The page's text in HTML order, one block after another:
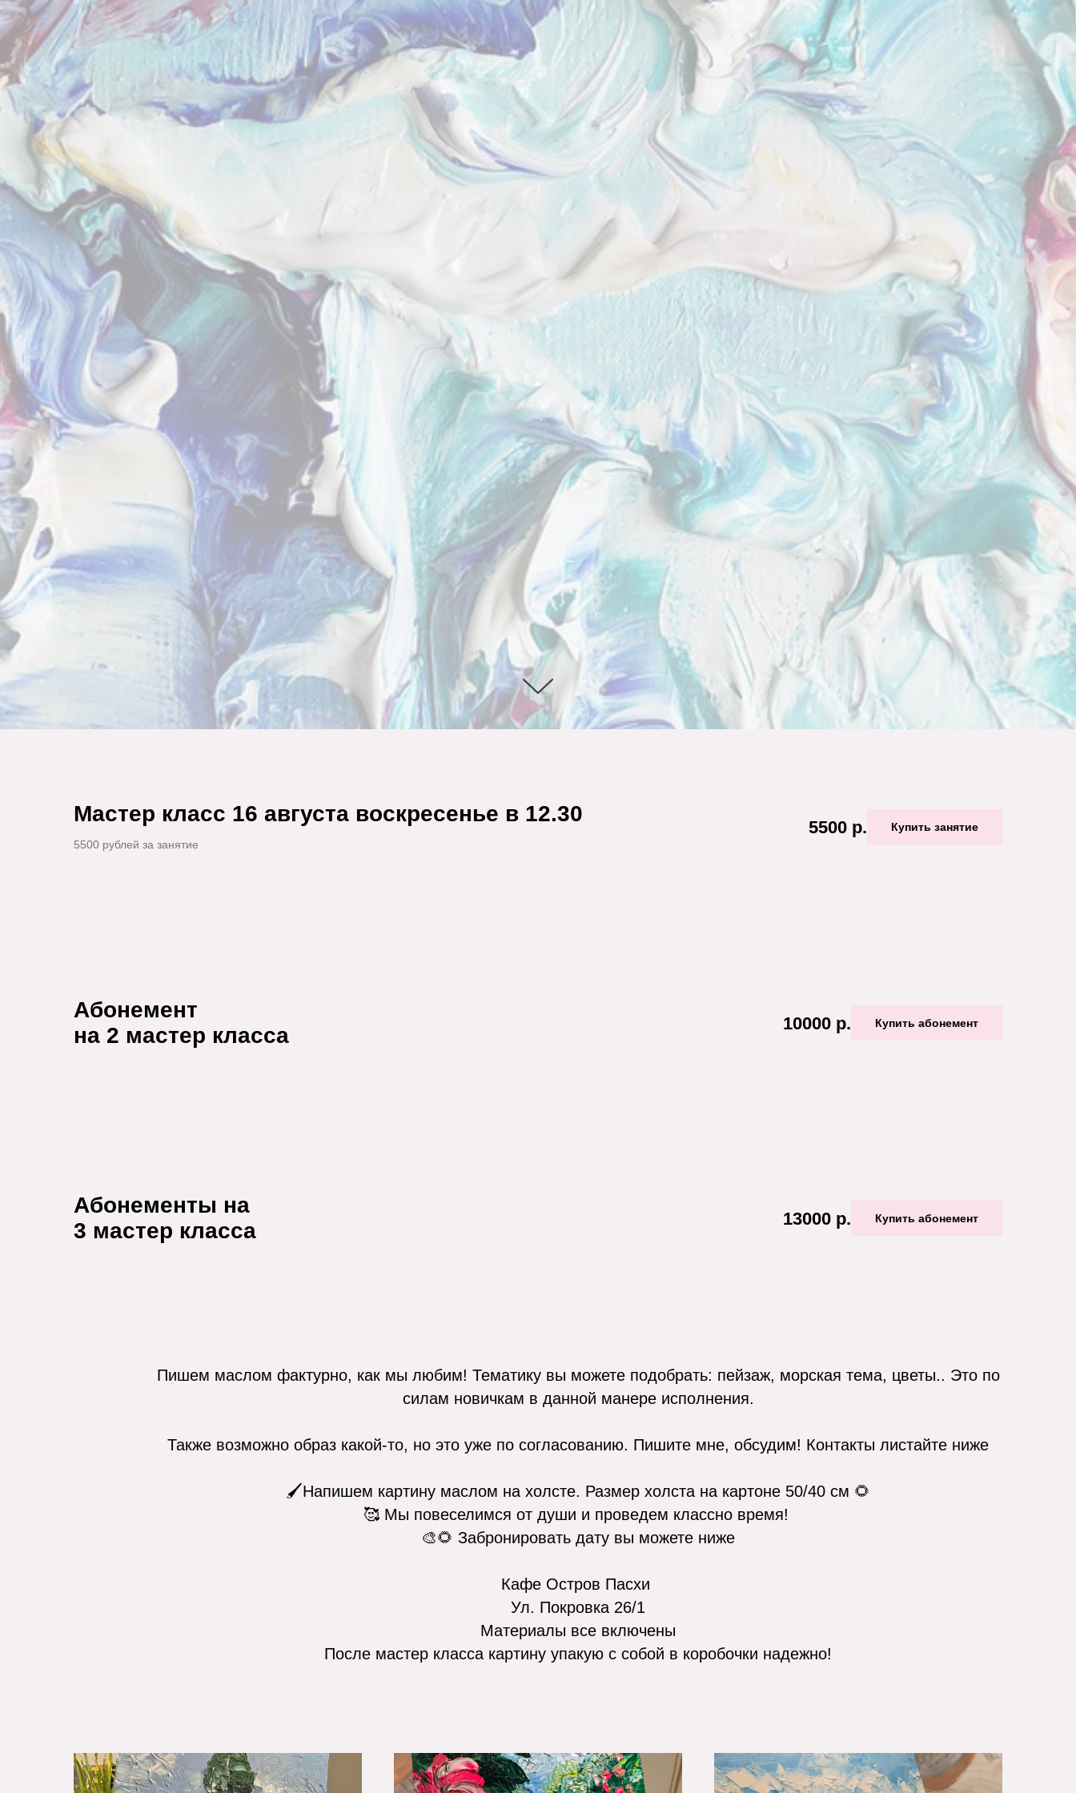
Мастер класс 16 августа воскресенье в 12.30
5500 рублей за занятие
5500 р. Купить занятие
Абонемент
на 2 мастер класса
10000 р. Купить абонемент
Абонементы на
3 мастер класса
13000 р. Купить абонемент
Пишем маслом фактурно, как мы любим! Тематику вы можете подобрать: пейзаж, морская тема, цветы.. Это по
силам новичкам в данной манере исполнения.
Также возможно образ какой-то, но это уже по согласованию. Пишите мне, обсудим! Контакты листайте ниже
🖌️Напишем картину маслом на холсте. Размер холста на картоне 50/40 см 🌻
🥰 Мы повеселимся от души и проведем классно время!
🎨🌻 Забронировать дату вы можете ниже
Кафе Остров Пасхи
Ул. Покровка 26/1
Материалы все включены
После мастер класса картину упакую с собой в коробочки надежно!